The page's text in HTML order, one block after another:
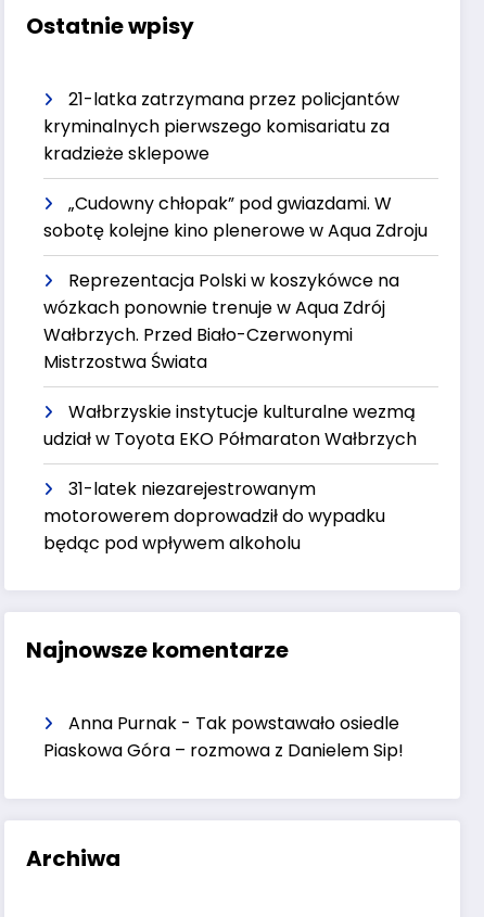
Ostatnie wpisy
21-latka zatrzymana przez policjantów
kryminalnych pierwszego komisariatu za
kradzieże sklepowe
„Cudowny chłopak” pod gwiazdami. W
sobotę kolejne kino plenerowe w Aqua Zdroju
Reprezentacja Polski w koszykówce na
wózkach ponownie trenuje w Aqua Zdrój
Wałbrzych. Przed Biało-Czerwonymi
Mistrzostwa Świata
Wałbrzyskie instytucje kulturalne wezmą
udział w Toyota EKO Półmaraton Wałbrzych
31-latek niezarejestrowanym
motorowerem doprowadził do wypadku
będąc pod wpływem alkoholu
Najnowsze komentarze
Anna Purnak - Tak powstawało osiedle
Piaskowa Góra – rozmowa z Danielem Sip!
Archiwa